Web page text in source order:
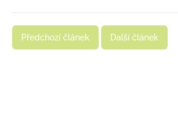
Předchozí článek Další článek